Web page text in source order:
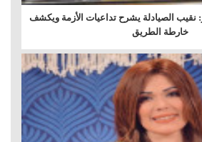
نقيب الصيادلة يشرح تداعيات الأزمة ويكشف
خارطة الطريق